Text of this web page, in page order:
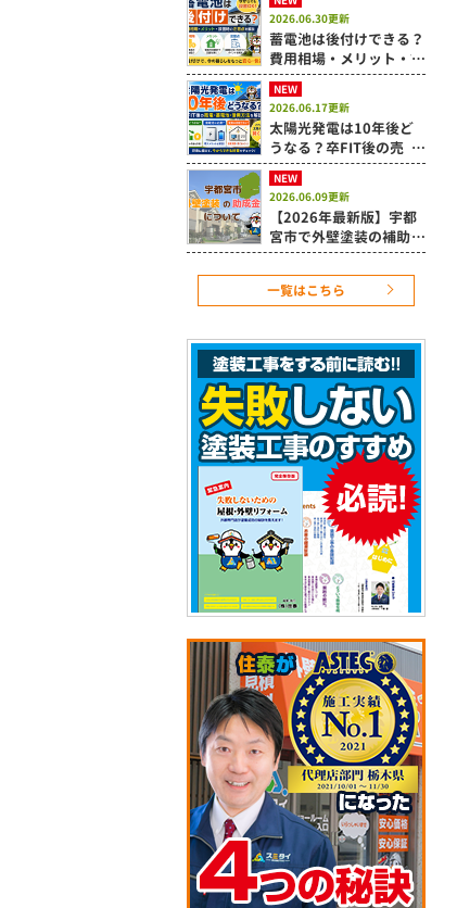
2026.06.30更新
蓄電池は後付けできる？
費用相場・メリット・設
置時の注意点を解説
NEW
2026.06.17更新
太陽光発電は10年後ど
うなる？卒FIT後の売
電・蓄電池・活用方法を
解説
NEW
2026.06.09更新
【2026年最新版】宇都
宮市で外壁塗装の補助金
は使える？令和8年度住
宅改修補助制度を解説
一覧はこちら